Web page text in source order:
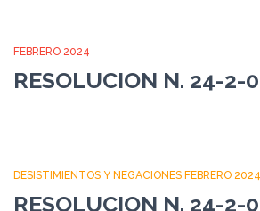
FEBRERO 2024
RESOLUCION N. 24-2-
DESISTIMIENTOS Y NEGACIONES FEBRERO 2024
RESOLUCION N. 24-2-